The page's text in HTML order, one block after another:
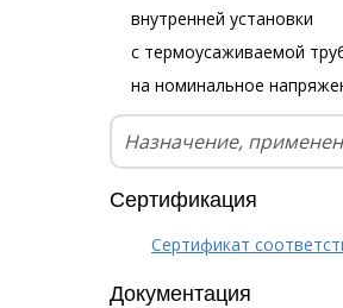
внутренней установки
с термоусаживаемой
на номинальное
Назначение,
Сертификация
Сертификат
Документация